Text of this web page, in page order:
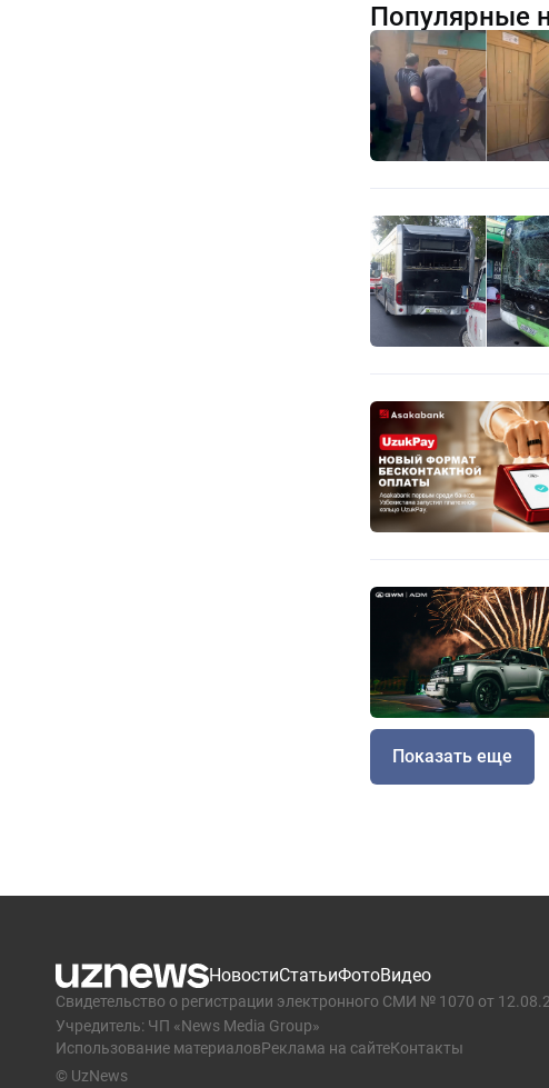
Популярные
Показать еще
НовостиСтатьиФотоВидео
Свидетельство о регистрации электронного СМИ № 1070 от
Учредитель: ЧП «News Media Group»
Использование материаловРеклама на сайтеКонтакты
© UzNews